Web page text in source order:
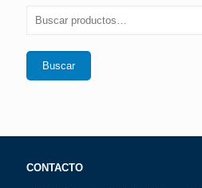
Buscar
CONTACTO